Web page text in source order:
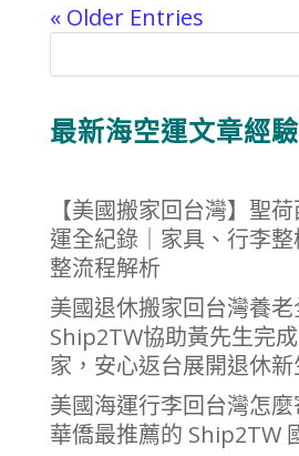
« Older Entries
最新海空運文章經
【美國搬家回台灣】聖
運全紀錄｜家具、行李
整流程解析
美國退休搬家回台灣養
Ship2TW協助黃先生完
家，安心返台展開退休新
美國海運行李回台灣怎
華僑最推薦的 Ship2TW